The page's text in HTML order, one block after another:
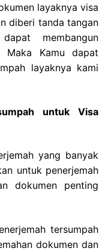
layaknya visa
diberi tanda tangan
membangun
Maka Kamu dapat
layaknya kami
untuk Visa
yang banyak
untuk penerjemah
dokumen penting
tersumpah
dokumen dan